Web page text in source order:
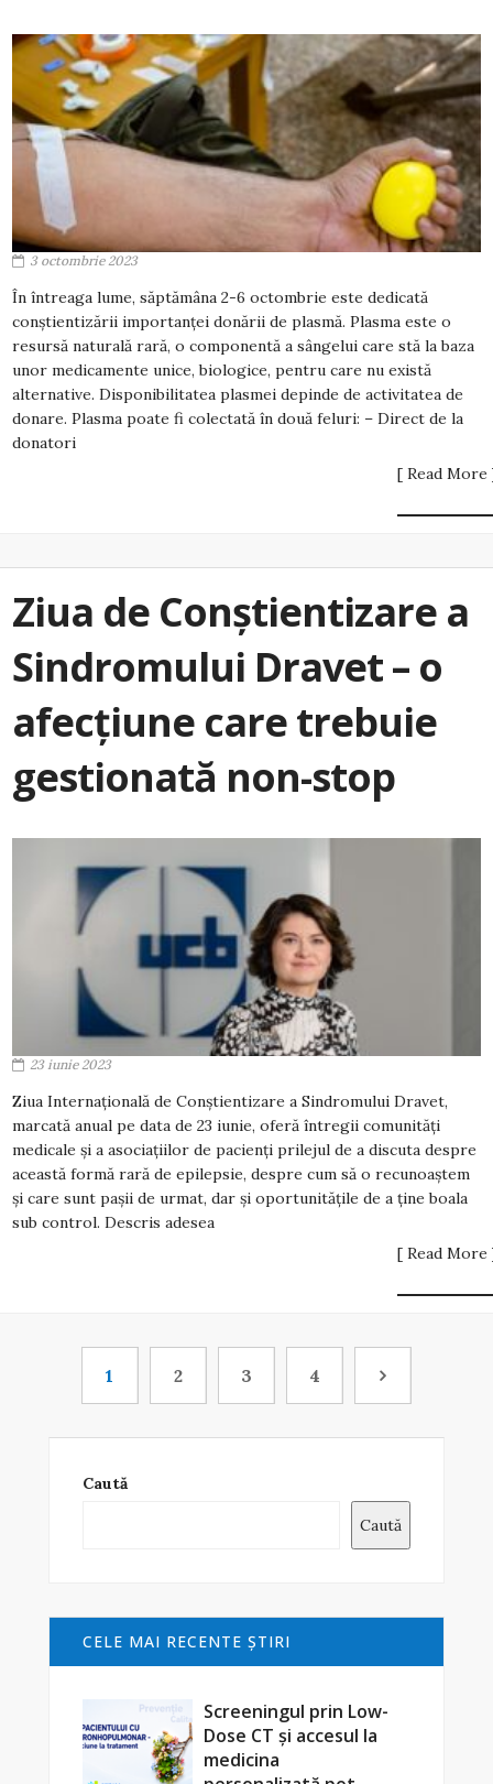
3 octombrie 2023
În întreaga lume, săptămâna 2-6 octombrie este dedicată
conștientizării importanței donării de plasmă. Plasma este o
resursă naturală rară, o componentă a sângelui care stă la baza
unor medicamente unice, biologice, pentru care nu există
alternative. Disponibilitatea plasmei depinde de activitatea de
donare. Plasma poate fi colectată în două feluri: – Direct de la
donatori
[ Read More
Ziua de Conștientizare a
Sindromului Dravet – o
afecțiune care trebuie
gestionată non-stop
23 iunie 2023
Ziua Internațională de Conștientizare a Sindromului Dravet,
marcată anual pe data de 23 iunie, oferă întregii comunități
medicale și a asociațiilor de pacienți prilejul de a discuta despre
această formă rară de epilepsie, despre cum să o recunoaștem
și care sunt pașii de urmat, dar și oportunitățile de a ține boala
sub control. Descris adesea
[ Read More
1 2 3 4
Caută
Caută
CELE MAI RECENTE ŞTIRI
Screeningul prin Low-
Dose CT și accesul la
medicina